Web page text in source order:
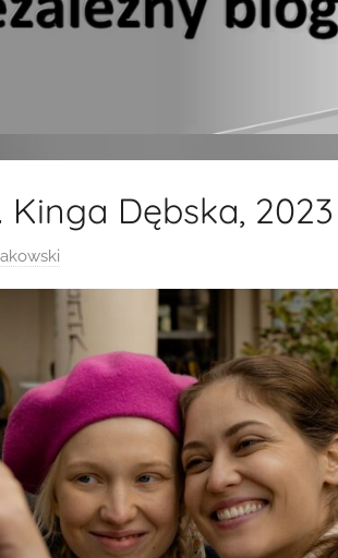
Kinga Dębska, 2023